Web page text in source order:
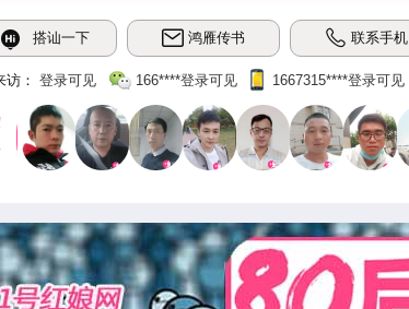
搭讪一下 鸿雁传书 联系手机
访： 登录可见 166‌****登录可见 1667315‌****‌登录可见